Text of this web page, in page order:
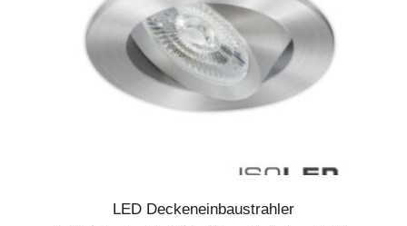
LED Deckeneinbaustrahler